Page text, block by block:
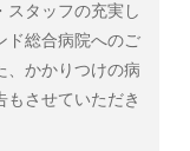
スタッフの充実し
ド総合病院へのご
、かかりつけの病
させていただき